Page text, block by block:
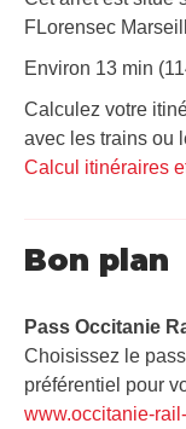
FLorensec
Environ 13 min
Calculez votre
avec les trains ou
Calcul itinéraires
Bon plan
Pass Occitanie
Choisissez le
préférentiel pour
www.occitanie-